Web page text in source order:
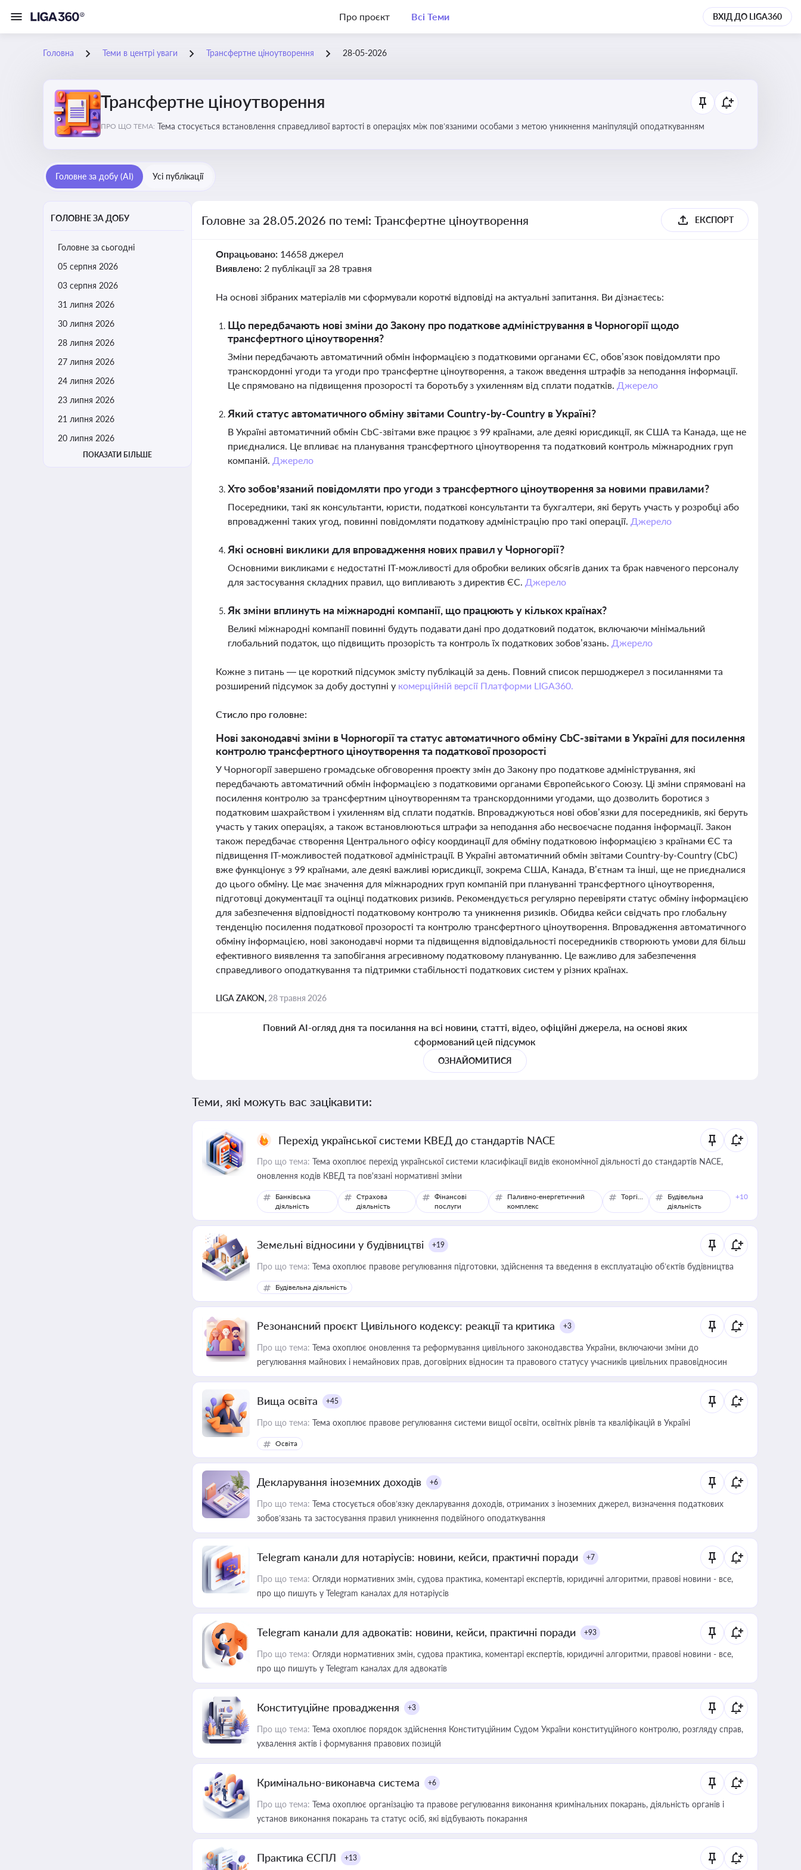
Про проєкт Всі Теми ВХІД ДО LIGA360
Головна Теми в центрі уваги Трансфертне ціноутворення 28-05-2026
Трансфертне ціноутворення
ПРО ЩО ТЕМА: Тема стосується встановлення справедливої вартості в операціях між пов’язаними особами з метою уникнення маніпуляцій оподаткуванням
Головне за добу (AI) Усі публікації
ГОЛОВНЕ ЗА ДОБУ
Головне за сьогодні
05 серпня 2026
03 серпня 2026
31 липня 2026
30 липня 2026
28 липня 2026
27 липня 2026
24 липня 2026
23 липня 2026
21 липня 2026
20 липня 2026
ПОКАЗАТИ БІЛЬШЕ
Головне за 28.05.2026 по темі: Трансфертне ціноутворення ЕКСПОРТ
Опрацьовано: 14658 джерел
Виявлено: 2 публікації за 28 травня
На основі зібраних матеріалів ми сформували короткі відповіді на актуальні запитання. Ви дізнаєтесь:
Що передбачають нові зміни до Закону про податкове адміністрування в Чорногорії щодо
трансфертного ціноутворення?
Зміни передбачають автоматичний обмін інформацією з податковими органами ЄС, обов’язок повідомляти про
транскордонні угоди та угоди про трансфертне ціноутворення, а також введення штрафів за неподання інформації.
Це спрямовано на підвищення прозорості та боротьбу з ухиленням від сплати податків. Джерело
Який статус автоматичного обміну звітами Country-by-Country в Україні?
В Україні автоматичний обмін CbC-звітами вже працює з 99 країнами, але деякі юрисдикції, як США та Канада, ще не
приєдналися. Це впливає на планування трансфертного ціноутворення та податковий контроль міжнародних груп
компаній. Джерело
Хто зобов’язаний повідомляти про угоди з трансфертного ціноутворення за новими правилами?
Посередники, такі як консультанти, юристи, податкові консультанти та бухгалтери, які беруть участь у розробці або
впровадженні таких угод, повинні повідомляти податкову адміністрацію про такі операції. Джерело
Які основні виклики для впровадження нових правил у Чорногорії?
Основними викликами є недостатні ІТ-можливості для обробки великих обсягів даних та брак навченого персоналу
для застосування складних правил, що випливають з директив ЄС. Джерело
Як зміни вплинуть на міжнародні компанії, що працюють у кількох країнах?
Великі міжнародні компанії повинні будуть подавати дані про додатковий податок, включаючи мінімальний
глобальний податок, що підвищить прозорість та контроль їх податкових зобов’язань. Джерело
Кожне з питань — це короткий підсумок змісту публікацій за день. Повний список першоджерел з посиланнями та
розширений підсумок за добу доступні у комерційній версії Платформи LIGA360.
Стисло про головне:
Нові законодавчі зміни в Чорногорії та статус автоматичного обміну CbC-звітами в Україні для посилення
контролю трансфертного ціноутворення та податкової прозорості
У Чорногорії завершено громадське обговорення проекту змін до Закону про податкове адміністрування, які
передбачають автоматичний обмін інформацією з податковими органами Європейського Союзу. Ці зміни спрямовані на
посилення контролю за трансфертним ціноутворенням та транскордонними угодами, що дозволить боротися з
податковим шахрайством і ухиленням від сплати податків. Впроваджуються нові обов’язки для посередників, які беруть
участь у таких операціях, а також встановлюються штрафи за неподання або несвоєчасне подання інформації. Закон
також передбачає створення Центрального офісу координації для обміну податковою інформацією з країнами ЄС та
підвищення ІТ-можливостей податкової адміністрації. В Україні автоматичний обмін звітами Country-by-Country (CbC)
вже функціонує з 99 країнами, але деякі важливі юрисдикції, зокрема США, Канада, В’єтнам та інші, ще не приєдналися
до цього обміну. Це має значення для міжнародних груп компаній при плануванні трансфертного ціноутворення,
підготовці документації та оцінці податкових ризиків. Рекомендується регулярно перевіряти статус обміну інформацією
для забезпечення відповідності податковому контролю та уникнення ризиків. Обидва кейси свідчать про глобальну
тенденцію посилення податкової прозорості та контролю трансфертного ціноутворення. Впровадження автоматичного
обміну інформацією, нові законодавчі норми та підвищення відповідальності посередників створюють умови для більш
ефективного виявлення та запобігання агресивному податковому плануванню. Це важливо для забезпечення
справедливого оподаткування та підтримки стабільності податкових систем у різних країнах.
LIGA ZAKON, 28 травня 2026
Повний AI-огляд дня та посилання на всі новини, статті, відео, офіційні джерела, на основі яких
сформований цей підсумок
ОЗНАЙОМИТИСЯ
Теми, які можуть вас зацікавити:
Перехід української системи КВЕД до стандартів NACE
Про що тема: Тема охоплює перехід української системи класифікації видів економічної діяльності до стандартів NACE,
оновлення кодів КВЕД та пов'язані нормативні зміни
Банківська
діяльність
Страхова
діяльність
Фінансові
послуги
Паливно-енергетичний
комплекс
Торгівля
Будівельна
діяльність
+10
Земельні відносини у будівництві +19
Про що тема: Тема охоплює правове регулювання підготовки, здійснення та введення в експлуатацію об’єктів будівництва
Будівельна діяльність
Резонансний проєкт Цивільного кодексу: реакції та критика +3
Про що тема: Тема охоплює оновлення та реформування цивільного законодавства України, включаючи зміни до
регулювання майнових і немайнових прав, договірних відносин та правового статусу учасників цивільних правовідносин
Вища освіта +45
Про що тема: Тема охоплює правове регулювання системи вищої освіти, освітніх рівнів та кваліфікацій в Україні
Освіта
Декларування іноземних доходів +6
Про що тема: Тема стосується обов’язку декларування доходів, отриманих з іноземних джерел, визначення податкових
зобов’язань та застосування правил уникнення подвійного оподаткування
Telegram канали для нотаріусів: новини, кейси, практичні поради +7
Про що тема: Огляди нормативних змін, судова практика, коментарі експертів, юридичні алгоритми, правові новини - все,
про що пишуть у Telegram каналах для нотаріусів
Telegram канали для адвокатів: новини, кейси, практичні поради +93
Про що тема: Огляди нормативних змін, судова практика, коментарі експертів, юридичні алгоритми, правові новини - все,
про що пишуть у Telegram каналах для адвокатів
Конституційне провадження +3
Про що тема: Тема охоплює порядок здійснення Конституційним Судом України конституційного контролю, розгляду справ,
ухвалення актів і формування правових позицій
Кримінально-виконавча система +6
Про що тема: Тема охоплює організацію та правове регулювання виконання кримінальних покарань, діяльність органів і
установ виконання покарань та статус осіб, які відбувають покарання
Практика ЄСПЛ +13